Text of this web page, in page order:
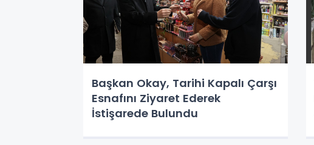
Başkan Okay, Tarihi Kapalı Çarşı
Esnafını Ziyaret Ederek
İstişarede Bulundu